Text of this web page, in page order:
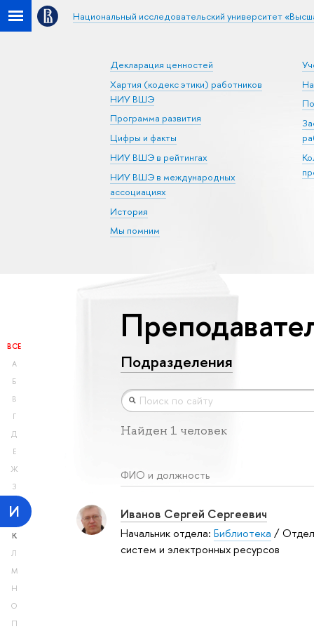
Национальный исследовательский университет
Декларация ценностей
Хартия (кодекс этики) работников
НИУ ВШЭ
Программа развития
Цифры и факты
НИУ ВШЭ в рейтингах
НИУ ВШЭ в международных
ассоциациях
История
Мы помним
ВСЕ
А
Б
В
Г
Д
Е
Ж
З
И
К
Л
М
Н
О
П
Подразделения
Найден 1 человек
ФИО и должность
Иванов Сергей Сергеевич
Начальник отдела: Библиотека /
систем и электронных ресурсов